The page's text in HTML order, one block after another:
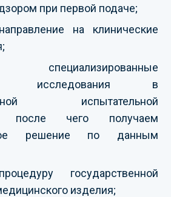
при первой подаче;
на клинические
исследования в
испытательной
после чего получаем
решение по данным
государственной
изделия;